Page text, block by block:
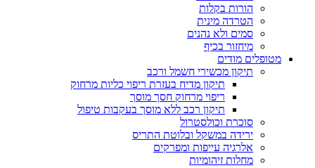
הורות בקלות
הטרדה מינית
סמים ולא נהנים
מיחזור בכיף
מטופלים מודים
תיקון מכשירי חשמל ורכב
תיקון מדיח בעזרת ריפוי כליות מרחוק
ריפוי מרחוק חסך מוסך
תיקון רכב ללא מוסך בעקבות טיפול
סוכרת וכולסטרול
ירידה במשקל ובלוטת התריס
אלרגיה עייפות ומפרקים
מחלות זיהומיות